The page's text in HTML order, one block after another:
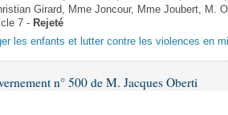
Girard, Mme Joncour, Mme Joubert, M.
7 - Rejeté
les enfants et lutter contre les violences en
n° 500 de M. Jacques Oberti